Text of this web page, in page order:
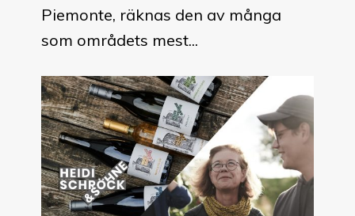
Piemonte, räknas den av många
som områdets mest...